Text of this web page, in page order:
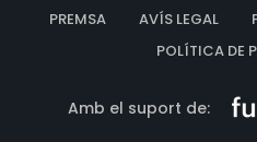
PREMSA
AVÍS LEGAL
POLÍTICA DE
Amb el suport de: